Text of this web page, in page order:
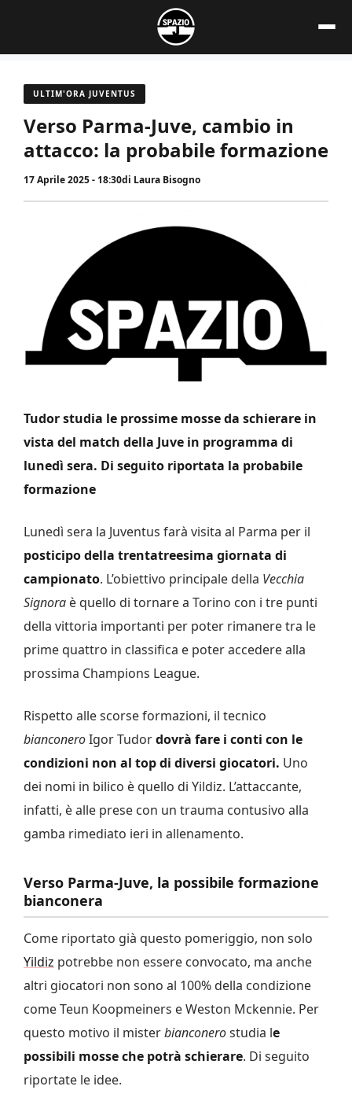
contenuto
ULTIM'ORA JUVENTUS
Verso Parma-Juve, cambio in
attacco: la probabile formazione
17 Aprile 2025 - 18:30di Laura Bisogno
Tudor studia le prossime mosse da schierare in
vista del match della Juve in programma di
lunedì sera. Di seguito riportata la probabile
formazione
Lunedì sera la Juventus farà visita al Parma per il
posticipo della trentatreesima giornata di
campionato. L’obiettivo principale della Vecchia
Signora è quello di tornare a Torino con i tre punti
della vittoria importanti per poter rimanere tra le
prime quattro in classifica e poter accedere alla
prossima Champions League.
Rispetto alle scorse formazioni, il tecnico
bianconeroIgor Tudordovrà fare i conti con le
condizioni non al top di diversi giocatori. Uno
dei nomi in bilico è quello di Yildiz. L’attaccante,
infatti, è alle prese con un trauma contusivo alla
gamba rimediato ieri in allenamento.
Verso Parma-Juve, la possibile formazione
bianconera
Come riportato già questo pomeriggio, non solo
Yildiz potrebbe non essere convocato, ma anche
altri giocatori non sono al 100% della condizione
come Teun Koopmeiners e Weston Mckennie. Per
questo motivo il misterbianconerostudia le
possibili mosse che potrà schierare. Di seguito
riportate le idee.